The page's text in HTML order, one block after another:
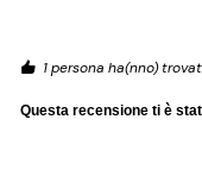
1 persona ha(nno)
Questa recensione ti è